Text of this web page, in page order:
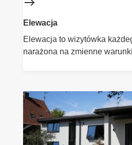
Elewacja
Elewacja to wizytówka
narażona na zmienne
skuteczną ochronę,
estetyczne wykończenie.
które sprawdzą się zarówno
starszych elewacji, jak i w